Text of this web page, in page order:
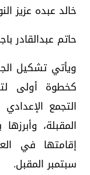
خالد عبده عزيز
حاتم عبدالقادر
ويأتي تشكيل
كخطوة أولى
التجمع
المقبلة،
إقامتها في
سبتمبر المقبل.